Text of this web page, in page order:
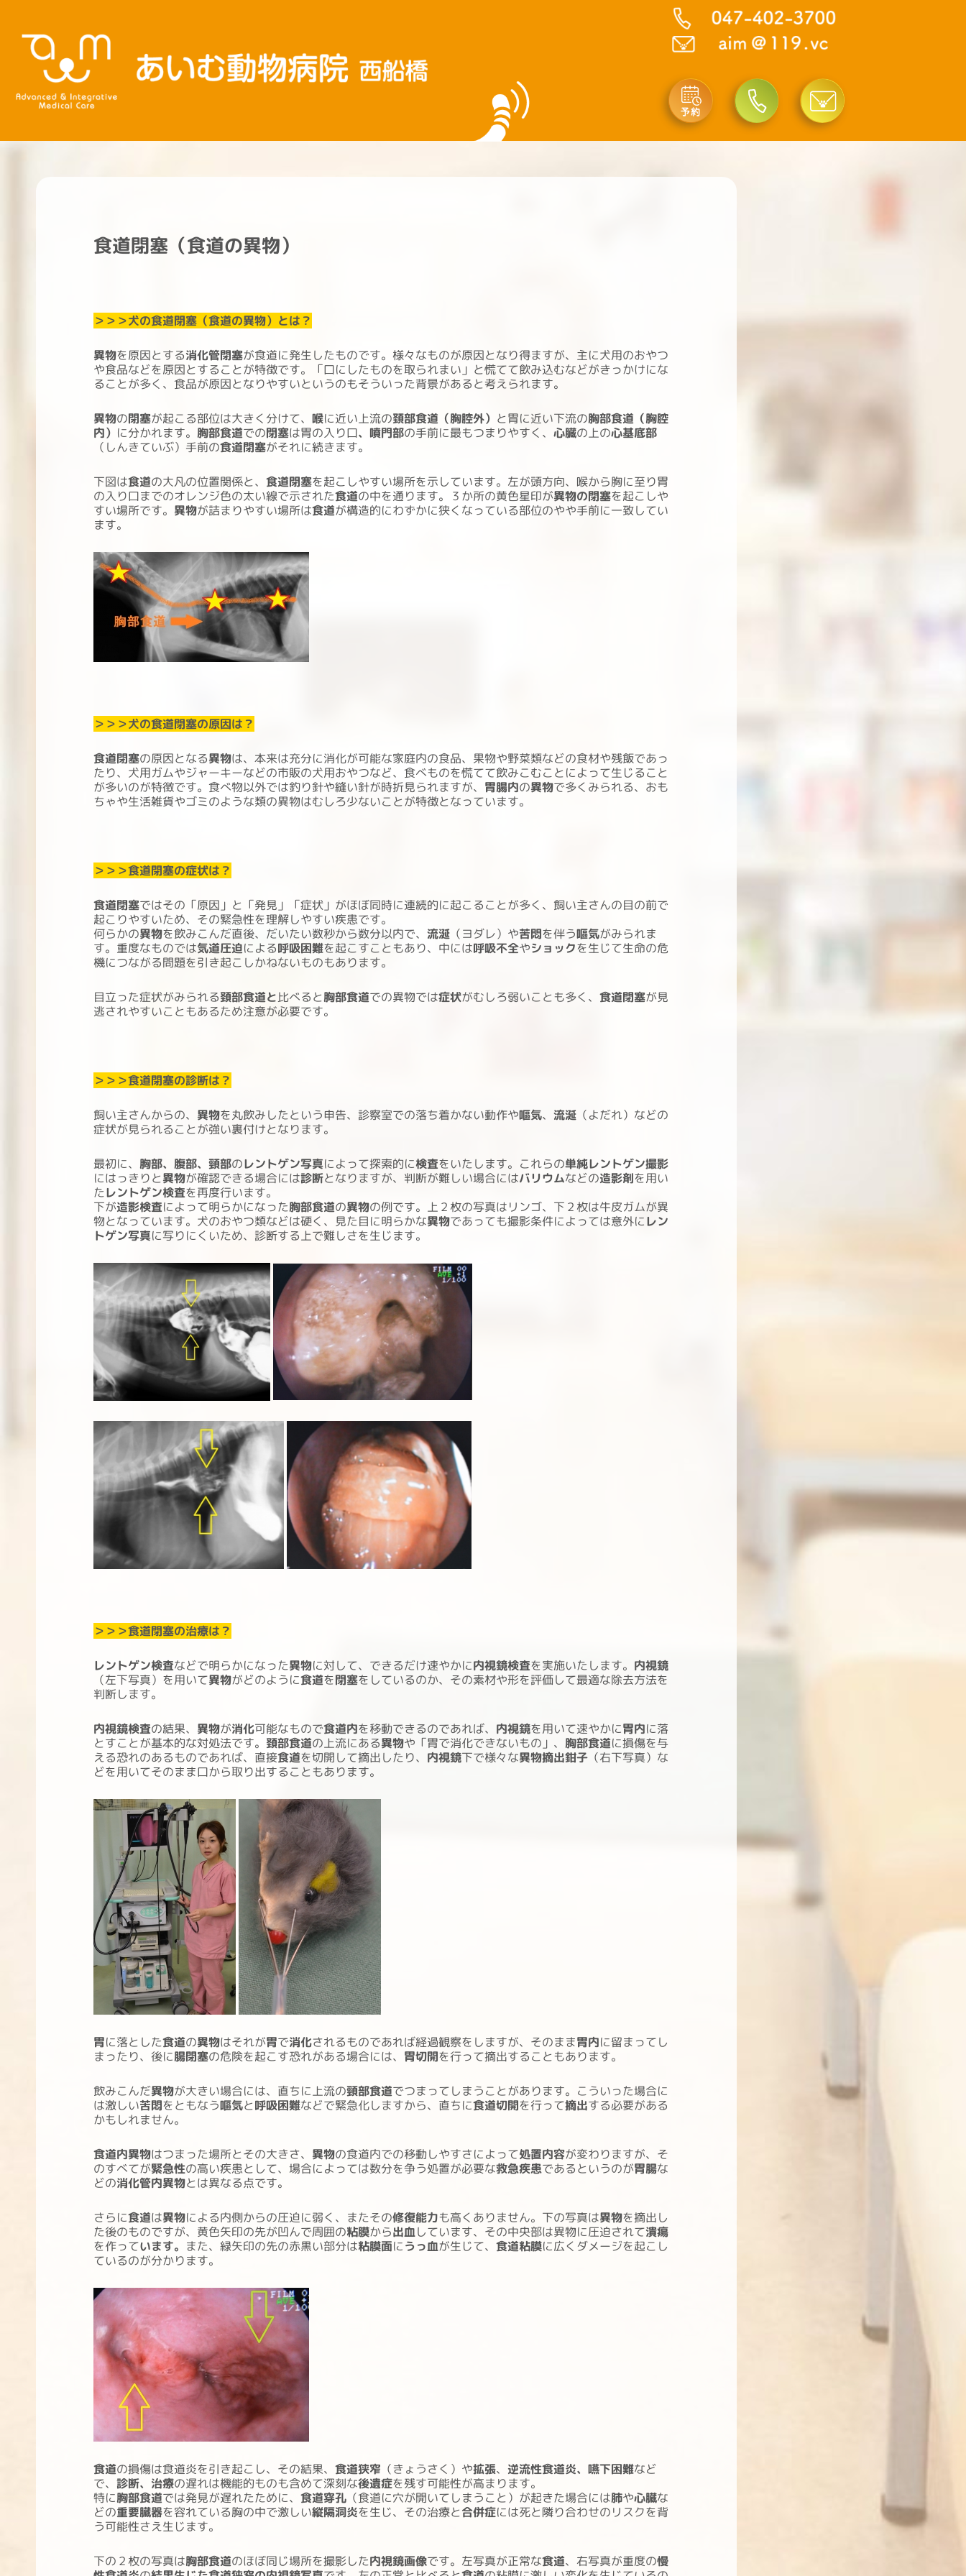
食道閉塞（食道の異物）
＞＞＞犬の食道閉塞（食道の異物）とは？
異物を原因とする消化管閉塞が食道に発生したものです。様々なものが原因となり得ますが、主に犬用のおやつ
や食品などを原因とすることが特徴です。「口にしたものを取られまい」と慌てて飲み込むなどがきっかけにな
ることが多く、食品が原因となりやすいというのもそういった背景があると考えられます。
異物の閉塞が起こる部位は大きく分けて、 喉に近い上流の頚部食道（胸腔外） と胃に近い下流の胸部食道（胸腔
内） に分かれます。 胸部食道での閉塞は胃の入り口、噴門部の手前に最もつまりやすく、 心臓の上の心基底部
（しんきていぶ）手前の食道閉塞がそれに続きます。
下図は食道の大凡の位置関係と、 食道閉塞を起こしやすい場所を示しています。左が頭方向、喉から胸に至り胃
の入り口までのオレンジ色の太い線で示された食道の中を通ります。３か所の黄色星印が異物の閉塞を起こしや
すい場所です。 異物が詰まりやすい場所は食道が構造的にわずかに狭くなっている部位のやや手前に一致してい
ます。
＞＞＞犬の食道閉塞の原因は？
食道閉塞の原因となる異物は、本来は充分に消化が可能な家庭内の食品、果物や野菜類などの食材や残飯であっ
たり、犬用ガムやジャーキーなどの市販の犬用おやつなど、食べものを慌てて飲みこむことによって生じること
が多いのが特徴です。食べ物以外では釣り針や縫い針が時折見られますが、 胃腸内の異物で多くみられる、おも
ちゃや生活雑貨やゴミのような類の異物はむしろ少ないことが特徴となっています。
＞＞＞食道閉塞の症状は？
食道閉塞ではその「原因」と「発見」「症状」がほぼ同時に連続的に起こることが多く、飼い主さんの目の前で
起こりやすいため、その緊急性を理解しやすい疾患です。
何らかの異物を飲みこんだ直後、だいたい数秒から数分以内で、 流涎 （ヨダレ）や苦悶を伴う嘔気がみられま
す。重度なものでは気道圧迫による呼吸困難を起こすこともあり、中には呼吸不全やショックを生じて生命の危
機につながる問題を引き起こしかねないものもあります。
目立った症状がみられる頚部食道と比べると胸部食道での異物では症状がむしろ弱いことも多く、 食道閉塞が見
逃されやすいこともあるため注意が必要です。
＞＞＞食道閉塞の診断は？
飼い主さんからの、 異物を丸飲みしたという申告、診察室での落ち着かない動作や嘔気、 流涎 （よだれ）などの
症状が見られることが強い裏付けとなります。
最初に、 胸部、腹部、頸部のレントゲン写真によって探索的に検査をいたします。これらの単純レントゲン撮影
にはっきりと異物が確認できる場合には診断となりますが、判断が難しい場合にはバリウムなどの造影剤を用い
たレントゲン検査を再度行います。
下が造影検査によって明らかになった胸部食道の異物の例です。上２枚の写真はリンゴ、下２枚は牛皮ガムが異
物となっています。犬のおやつ類などは硬く、見た目に明らかな異物であっても撮影条件によっては意外にレン
トゲン写真に写りにくいため、診断する上で難しさを生じます。
＞＞＞食道閉塞の治療は？
レントゲン検査などで明らかになった異物に対して、できるだけ速やかに内視鏡検査を実施いたします。 内視鏡
（左下写真）を用いて異物がどのように食道を閉塞をしているのか、その素材や形を評価して最適な除去方法を
判断します。
内視鏡検査の結果、 異物が消化可能なもので食道内を移動できるのであれば、 内視鏡を用いて速やかに胃内に落
とすことが基本的な対処法です。 頚部食道の上流にある異物や「胃で消化できないもの」、 胸部食道に損傷を与
える恐れのあるものであれば、直接食道を切開して摘出したり、 内視鏡下で様々な異物摘出鉗子 （右下写真）な
どを用いてそのまま口から取り出することもあります。
胃に落とした食道の異物はそれが胃で消化されるものであれば経過観察をしますが、そのまま胃内に留まってし
まったり、後に腸閉塞の危険を起こす恐れがある場合には、 胃切開を行って摘出することもあります。
飲みこんだ異物が大きい場合には、直ちに上流の頸部食道でつまってしまうことがあります。こういった場合に
は激しい苦悶をともなう嘔気と呼吸困難などで緊急化しますから、直ちに食道切開を行って摘出する必要がある
かもしれません。
食道内異物はつまった場所とその大きさ、 異物の食道内での移動しやすさによって処置内容が変わりますが、そ
のすべてが緊急性の高い疾患として、場合によっては数分を争う処置が必要な救急疾患であるというのが胃腸な
どの消化管内異物とは異なる点です。
さらに食道は異物による内側からの圧迫に弱く、またその修復能力も高くありません。下の写真は異物を摘出し
た後のものですが、黄色矢印の先が凹んで周囲の粘膜から出血しています、その中央部は異物に圧迫されて潰瘍
を作っています。 また、緑矢印の先の赤黒い部分は粘膜面にうっ血が生じて、 食道粘膜に広くダメージを起こし
ているのが分かります。
食道の損傷は食道炎を引き起こし、その結果、 食道狭窄 （きょうさく）や拡張、 逆流性食道炎、嚥下困難など
で、 診断、治療の遅れは機能的ものも含めて深刻な後遺症を残す可能性が高まります。
特に胸部食道では発見が遅れたために、 食道穿孔 （食道に穴が開いてしまうこと）が起きた場合には肺や心臓な
どの重要臓器を容れている胸の中で激しい縦隔洞炎を生じ、その治療と合併症には死と隣り合わせのリスクを背
う可能性さえ生じます。
下の２枚の写真は胸部食道のほぼ同じ場所を撮影した内視鏡画像です。左写真が正常な食道、右写真が重度の慢